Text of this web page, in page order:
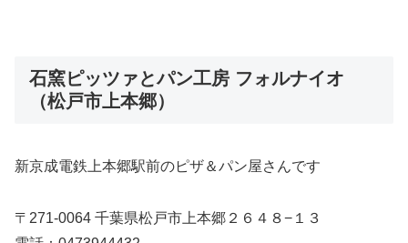
石窯ピッツァとパン工房 フォルナイオ
（松戸市上本郷）
新京成電鉄上本郷駅前のピザ＆パン屋さんです
〒271-0064 千葉県松戸市上本郷２６４８−１３